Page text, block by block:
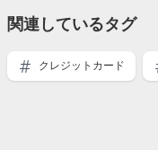
関連しているタグ
クレジットカード